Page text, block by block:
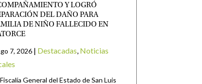
Y LOGRÓ
DEL DAÑO PARA
DE NIÑO FALLECIDO EN
7, 2026 | Destacadas, Noticias
General del Estado de San Luis